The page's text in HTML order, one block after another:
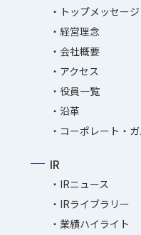
トップメッセージ
経営理念
会社概要
アクセス
役員一覧
沿革
コーポレート・
IR
IRニュース
IRライブラリー
業績ハイライト